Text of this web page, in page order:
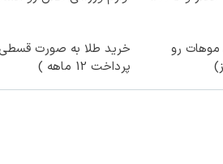
رو
خرید طلا به صورت قسطی
پرداخت 12 ماهه )